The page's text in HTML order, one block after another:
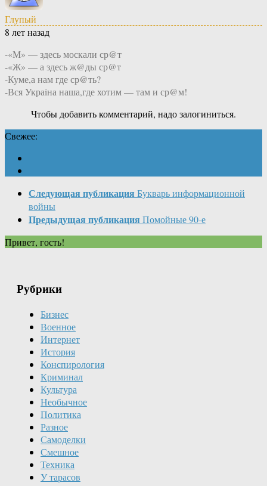
Глупый
8 лет назад
-«М» — здесь москали ср@т
-«Ж» — а здесь ж@ды ср@т
-Куме,а нам где ср@ть?
-Вся Украiна наша,где хотим — там и ср@м!
Чтобы добавить комментарий, надо залогиниться.
Свежее:
Следующая публикация Букварь информационной
войны
Предыдущая публикация Помойные 90-е
Привет, гость!
Рубрики
Бизнес
Военное
Интернет
История
Конспирология
Криминал
Культура
Необычное
Политика
Разное
Самоделки
Смешное
Техника
У тарасов